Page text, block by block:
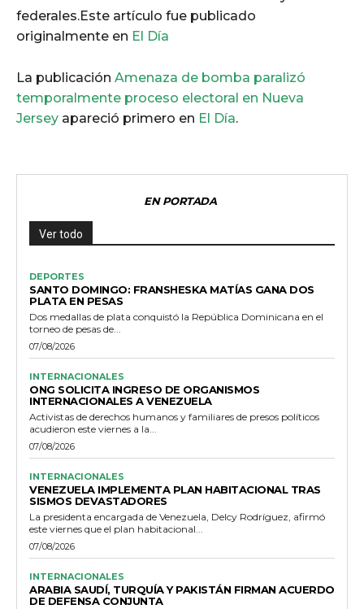
federales.Este artículo fue publicado
originalmente en El Día
La publicación Amenaza de bomba paralizó
temporalmente proceso electoral en Nueva
Jersey apareció primero en El Día.
EN PORTADA
Ver todo
DEPORTES
SANTO DOMINGO: FRANSHESKA MATÍAS GANA DOS
PLATA EN PESAS
Dos medallas de plata conquistó la República Dominicana en el
torneo de pesas de...
07/08/2026
INTERNACIONALES
ONG SOLICITA INGRESO DE ORGANISMOS
INTERNACIONALES A VENEZUELA
Activistas de derechos humanos y familiares de presos políticos
acudieron este viernes a la...
07/08/2026
INTERNACIONALES
VENEZUELA IMPLEMENTA PLAN HABITACIONAL TRAS
SISMOS DEVASTADORES
La presidenta encargada de Venezuela, Delcy Rodríguez, afirmó
este viernes que el plan habitacional...
07/08/2026
INTERNACIONALES
ARABIA SAUDÍ, TURQUÍA Y PAKISTÁN FIRMAN ACUERDO
DE DEFENSA CONJUNTA